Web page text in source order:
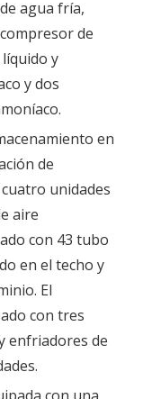
agua fría,
de
y
y dos
en
de
unidades
aire
con 43 tubo
en el techo y
El
con tres
enfriadores de